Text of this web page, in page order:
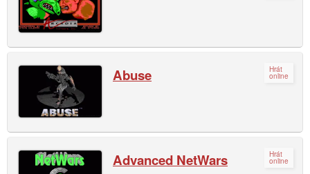
Hrát
online
Abuse
Hrát
online
Advanced NetWars